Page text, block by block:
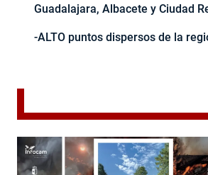
Guadalajara, Albacete y Ciudad
-ALTO puntos dispersos de la